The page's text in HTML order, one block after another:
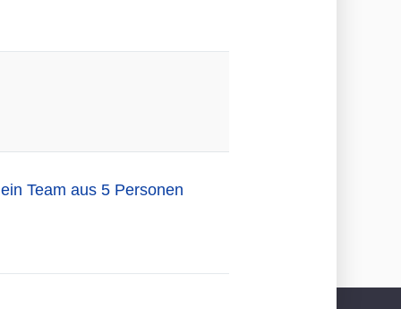
Team aus 5 Personen